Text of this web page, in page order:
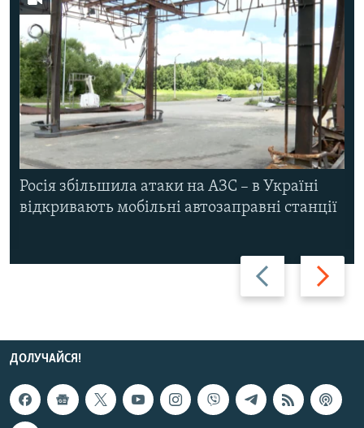
Назад Вперед
Росія збільшила атаки на АЗС – в Україні
відкривають мобільні автозаправні станції
ДОЛУЧАЙСЯ!